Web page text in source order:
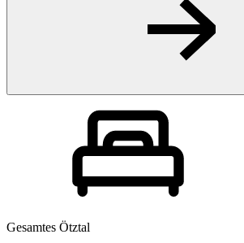
Gesamtes Ötztal